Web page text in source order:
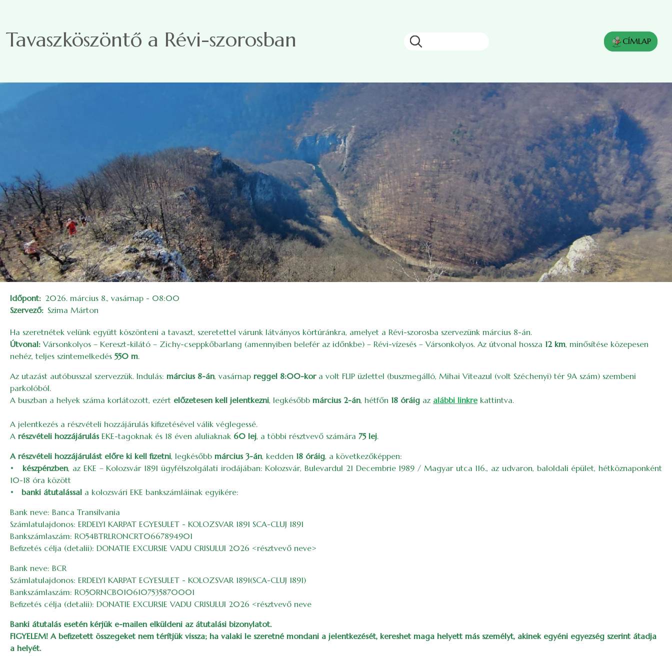
Tavaszköszöntő a Révi-szorosban CÍMLAP
Időpont
2026. március 8., vasárnap - 08:00
Szervező
Szima Márton
Ha szeretnétek velünk együtt köszönteni a tavaszt, szeretettel várunk látványos körtúránkra, amelyet a Révi-szorosba szervezünk március 8-án.
Útvonal: Vársonkolyos – Kereszt-kilátó – Zichy-cseppkőbarlang (amennyiben belefér az időnkbe) – Révi-vízesés – Vársonkolyos. Az útvonal hossza 12 km, minősítése közepesen
nehéz, teljes szintemelkedés 550 m.
Az utazást autóbusszal szervezzük. Indulás: március 8-án, vasárnap reggel 8:00-kora volt FLIP üzlettel (buszmegálló, Mihai Viteazul (volt Széchenyi) tér 9A szám) szembeni
parkolóból.
A buszban a helyek száma korlátozott, ezért előzetesen kell jelentkezni, legkésőbb március 2-án, hétfőn 18 óráig az alábbi linkre kattintva.
A jelentkezés a részvételi hozzájárulás kifizetésével válik véglegessé.
A részvételi hozzájárulás EKE-tagoknak és 18 éven aluliaknak 60 lej, a többi résztvevő számára 75 lej.
A részvételi hozzájárulást előre ki kell fizetni, legkésőbb március 3-án, kedden 18 óráig, a következőképpen:
•készpénzben, az EKE – Kolozsvár 1891 ügyfélszolgálati irodájában: Kolozsvár, Bulevardul 21 Decembrie 1989 / Magyar utca 116., az udvaron, baloldali épület, hétköznaponként
10-18 óra között
• banki átutalással a kolozsvári EKE bankszámláinak egyikére:
Bank neve: Banca Transilvania
Számlatulajdonos: ERDELYI KARPAT EGYESULET - KOLOZSVAR 1891 SCA-CLUJ 1891
Bankszámlaszám: RO54BTRLRONCRT0667894901
Befizetés célja (detalii): DONATIE EXCURSIE VADU CRISULUI 2026 <résztvevő neve>
Bank neve: BCR
Számlatulajdonos: ERDELYI KARPAT EGYESULET - KOLOZSVAR 1891(SCA-CLUJ 1891)
Bankszámlaszám: RO50RNCB0106107535870001
Befizetés célja (detalii): DONATIE EXCURSIE VADU CRISULUI 2026 <résztvevő neve
Banki átutalás esetén kérjük e-mailen elküldeni az átutalási bizonylatot.
FIGYELEM! A befizetett összegeket nem térítjük vissza; ha valaki le szeretné mondani a jelentkezését, kereshet maga helyett más személyt, akinek egyéni egyezség szerint átadja
a helyét.